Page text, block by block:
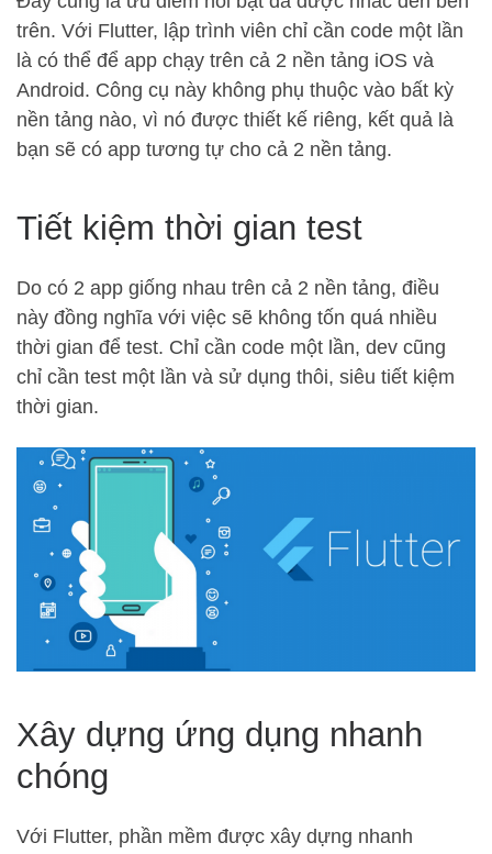
trên. Với Flutter, lập trình viên chỉ cần code một lần
là có thể để app chạy trên cả 2 nền tảng iOS và
Android. Công cụ này không phụ thuộc vào bất kỳ
nền tảng nào, vì nó được thiết kế riêng, kết quả là
bạn sẽ có app tương tự cho cả 2 nền tảng.
Tiết kiệm thời gian test
Do có 2 app giống nhau trên cả 2 nền tảng, điều
này đồng nghĩa với việc sẽ không tốn quá nhiều
thời gian để test. Chỉ cần code một lần, dev cũng
chỉ cần test một lần và sử dụng thôi, siêu tiết kiệm
thời gian.
Xây dựng ứng dụng nhanh
chóng
Với Flutter, phần mềm được xây dựng nhanh